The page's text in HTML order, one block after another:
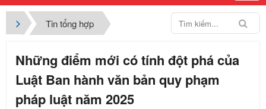
Tin tổng hợp
Những điểm mới có tính đột phá của
Luật Ban hành văn bản quy phạm
pháp luật năm 2025